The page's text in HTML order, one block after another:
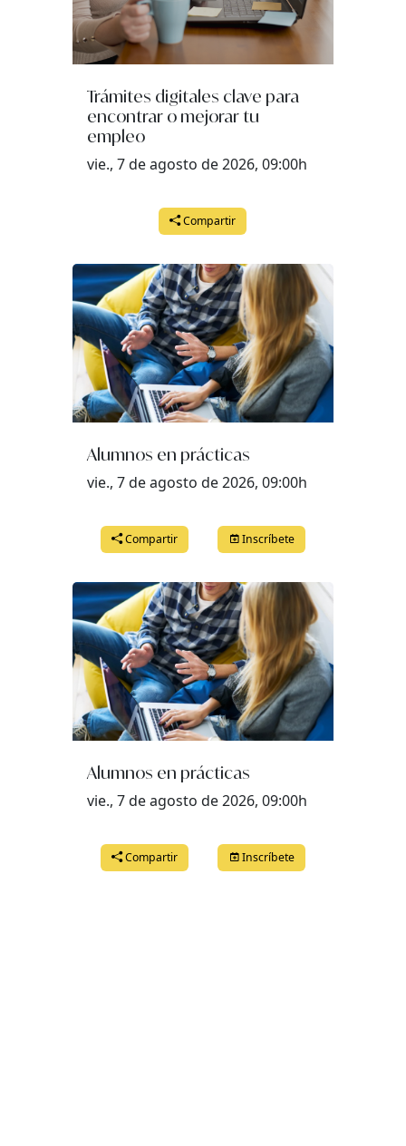
Trámites digitales clave para
encontrar o mejorar tu
empleo
vie., 7 de agosto de 2026, 09:00h
Compartir
Alumnos en prácticas
vie., 7 de agosto de 2026, 09:00h
Compartir Inscríbete
Alumnos en prácticas
vie., 7 de agosto de 2026, 09:00h
Compartir Inscríbete